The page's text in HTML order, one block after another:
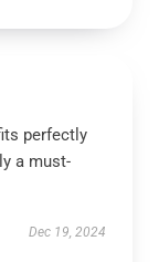
perfectly
a must-
Dec 19, 2024